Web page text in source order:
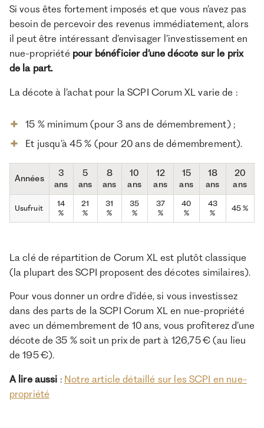
Si vous êtes fortement imposés et que vous n’avez pas
besoin de percevoir des revenus immédiatement, alors
il peut être intéressant d’envisager l’investissement en
nue-propriété pour bénéficier d’une décote sur le prix
de la part.
La décote à l’achat pour la SCPI Corum XL varie de :
15 % minimum (pour 3 ans de démembrement) ;
Et jusqu’à 45 % (pour 20 ans de démembrement).
Années
3
ans
5
ans
8
ans
10
ans
12
ans
15
ans
18
ans
20
ans
Usufruit
14
%
21
%
31
%
35
%
37
%
40
%
43
%
45 %
La clé de répartition de Corum XL est plutôt classique
(la plupart des SCPI proposent des décotes similaires).
Pour vous donner un ordre d’idée, si vous investissez
dans des parts de la SCPI Corum XL en nue-propriété
avec un démembrement de 10 ans, vous profiterez d’une
décote de 35 % soit un prix de part à 126,75 € (au lieu
de 195 €).
A lire aussi : Notre article détaillé sur les SCPI en nue-
propriété